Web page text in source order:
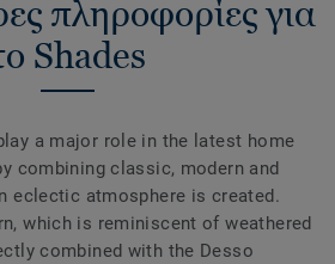
πληροφορίες για
Shades
a major role in the latest home
combining classic, modern and
eclectic atmosphere is created.
which is reminiscent of weathered
combined with the Desso